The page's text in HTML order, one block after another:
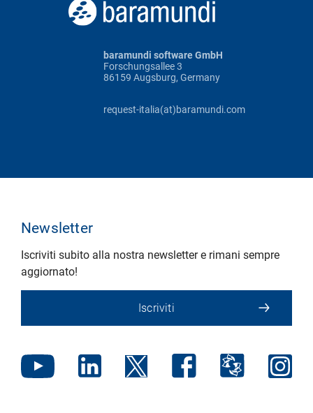
baramundi software GmbH
Forschungsallee 3
86159 Augsburg, Germany
request-italia(at)baramundi.com
Newsletter
Iscriviti subito alla nostra newsletter e rimani sempre
aggiornato!
Iscriviti